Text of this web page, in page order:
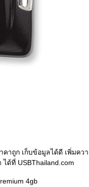
คาถูก เก็บข้อมูลได้ดี เพิ่มคว
ด้ที่ USBThailand.com
4gb